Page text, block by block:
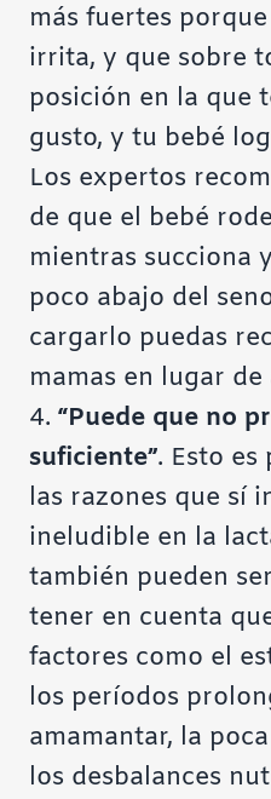
más fuertes
irrita, y que sobre
posición en la que
gusto, y tu bebé
Los expertos
de que el bebé
mientras succiona
poco abajo del
cargarlo puedas
mamas en lugar
4. “Puede que no
suficiente”. Esto es
las razones que sí
ineludible en la
también pueden
tener en cuenta
factores como el
los períodos
amamantar, la
los desbalances